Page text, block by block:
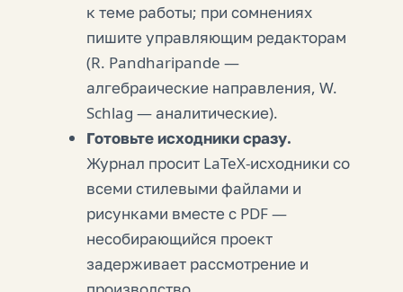
к теме работы; при сомнениях
пишите управляющим редакторам
(R. Pandharipande —
алгебраические направления, W.
Schlag — аналитические).
Готовьте исходники сразу.
Журнал просит LaTeX-исходники со
всеми стилевыми файлами и
рисунками вместе с PDF —
несобирающийся проект
задерживает рассмотрение и